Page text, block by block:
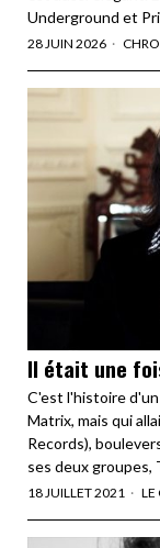
Underground et
28 JUIN 2026
Il était une
C'est l'histoire d'un
Matrix, mais qui
Records),
ses deux groupes,
18 JUILLET 2021 LE